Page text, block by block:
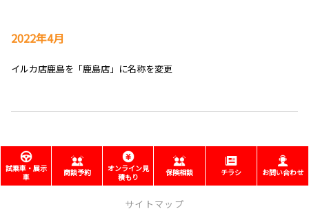
2022年4月
イルカ店鹿島を「鹿島店」に名称を変更
試乗車・展示
車
商談予約
オンライン見
積もり
保険相談 チラシ お問い合わせ
サイトマップ